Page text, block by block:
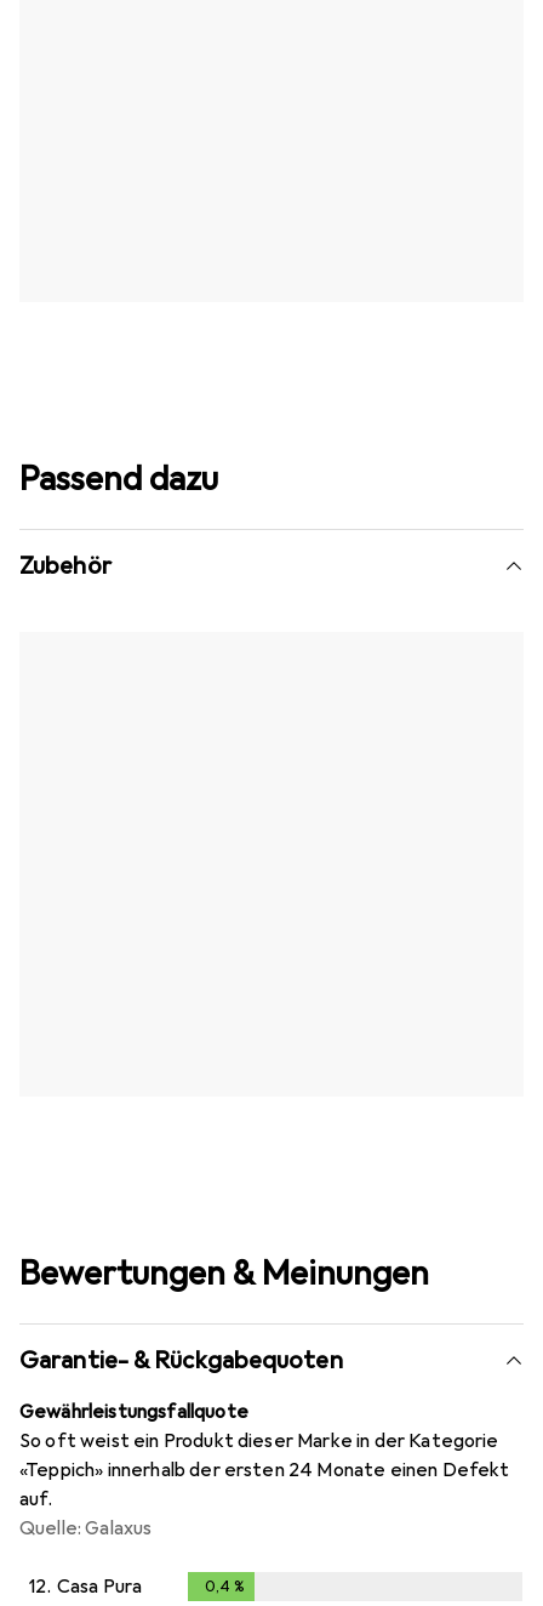
Passend dazu
Zubehör
Bewertungen & Meinungen
Garantie- & Rückgabequoten
Gewährleistungsfallquote
So oft weist ein Produkt dieser Marke in der Kategorie
«Teppich» innerhalb der ersten 24 Monate einen Defekt
auf.
Quelle: Galaxus
12. Casa Pura 0,4 %